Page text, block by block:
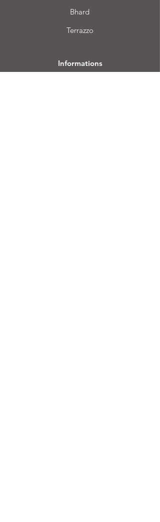
Bhard
Terrazzo
Informations